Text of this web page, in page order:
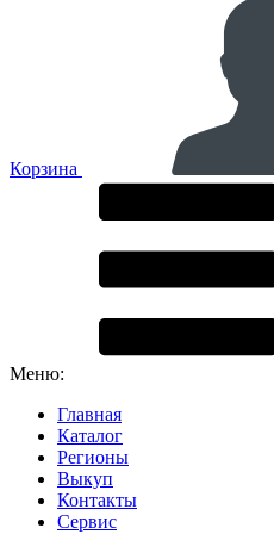
Корзина
Меню:
Главная
Каталог
Регионы
Выкуп
Контакты
Сервис